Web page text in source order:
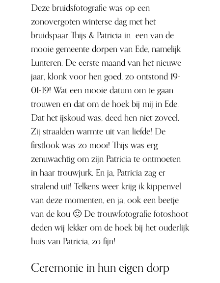
Deze bruidsfotografie was op een
zonovergoten winterse dag met het
bruidspaar Thijs & Patricia in een van de
mooie gemeente dorpen van Ede, namelijk
Lunteren. De eerste maand van het nieuwe
jaar, klonk voor hen goed, zo ontstond 19-
01-19! Wat een mooie datum om te gaan
trouwen en dat om de hoek bij mij in Ede.
Dat het ijskoud was, deed hen niet zoveel.
Zij straalden warmte uit van liefde! De
firstlook was zo mooi! Thijs was erg
zenuwachtig om zijn Patricia te ontmoeten
in haar trouwjurk. En ja, Patricia zag er
stralend uit! Telkens weer krijg ik kippenvel
van deze momenten, en ja, ook een beetje
van de kou 🙂 De trouwfotografie fotoshoot
deden wij lekker om de hoek bij het ouderlijk
huis van Patricia, zo fijn!
Ceremonie in hun eigen dorp